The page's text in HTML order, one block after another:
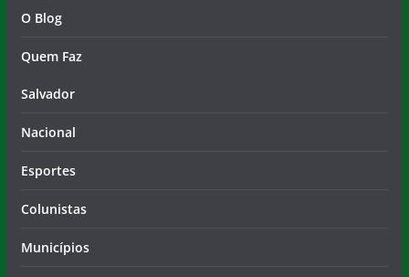
Quem Faz
Nacional
Esportes
Colunistas
Municípios
Contato